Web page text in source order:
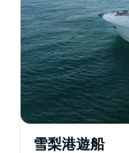
雪梨港遊船